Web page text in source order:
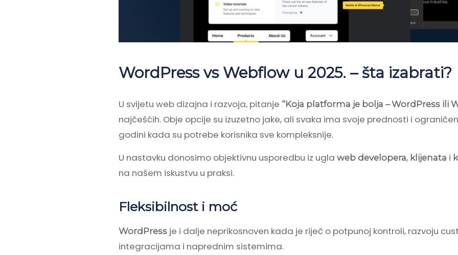
WordPress vs Webflow u 2025. – šta izabrati?
U svijetu web dizajna i razvoja, pitanje “Koja platforma je bolja – WordPress ili
najčešćih. Obje opcije su izuzetno jake, ali svaka ima svoje prednosti i
godini kada su potrebe korisnika sve kompleksnije.
U nastavku donosimo objektivnu usporedbu iz ugla web developera, klijenata i
na našem iskustvu u praksi.
Fleksibilnost i moć
WordPress je i dalje neprikosnoven kada je riječ o potpunoj kontroli, razvoju
integracijama i naprednim sistemima.